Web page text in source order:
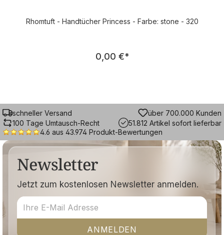
Rhomtuft - Handtücher Princess - Farbe: stone - 320
Regulärer Preis:
0,00 €*
schneller Versand
über 700.000 Kunden
100 Tage Umtausch-Recht
51.812 Artikel sofort lieferbar
4.6 aus 43.974 Produkt-Bewertungen
Newsletter
Jetzt zum kostenlosen Newsletter anmelden.
ANMELDEN